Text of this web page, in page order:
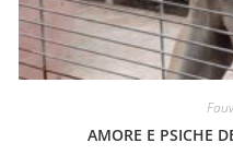
AMORE E PSICHE